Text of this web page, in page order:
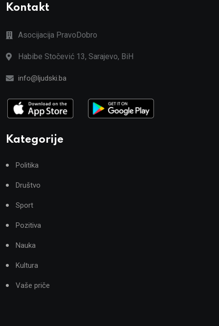
Kontakt
Asocijacija PravoDobro
Habibe Stočević 13, Sarajevo, BiH
info@ljudski.ba
Kategorije
Politika
Društvo
Sport
Pozitiva
Nauka
Kultura
Vaše priče